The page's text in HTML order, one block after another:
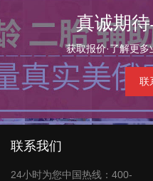
真诚期
获取报价·了解更
联
联系我们
24小时为您中国热线：400-